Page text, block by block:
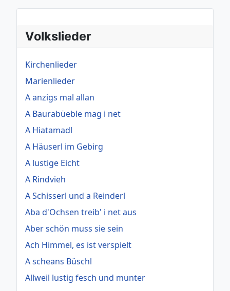
Volkslieder
Kirchenlieder
Marienlieder
A anzigs mal allan
A Baurabüeble mag i net
A Hiatamadl
A Häuserl im Gebirg
A lustige Eicht
A Rindvieh
A Schisserl und a Reinderl
Aba d'Ochsen treib' i net aus
Aber schön muss sie sein
Ach Himmel, es ist verspielt
A scheans Büschl
Allweil lustig fesch und munter